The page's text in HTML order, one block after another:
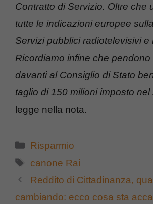
Contratto di Servizio. Oltre che
tutte le indicazioni europee
Servizi pubblici radiotelevisivi e
Ricordiamo infine che pendono
davanti al Consiglio di Stato
taglio di 150 milioni imposto nel
legge nella nota.
Categorie
Risparmio
Tag
canone Rai
Reddito di Cittadinanza,
cambiando: ecco cosa sta